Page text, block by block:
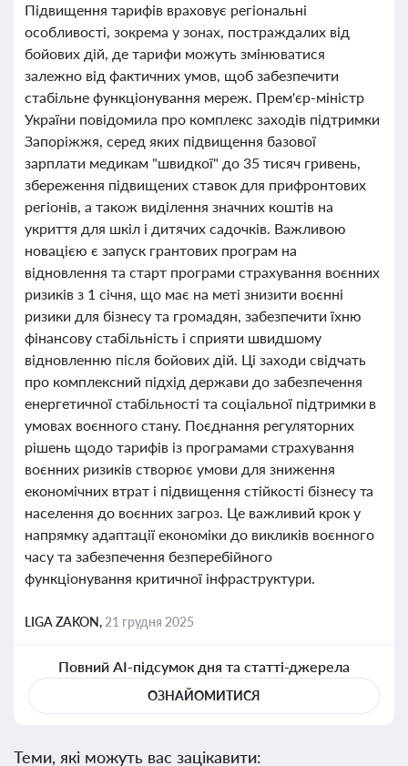
Підвищення тарифів враховує регіональні
особливості, зокрема у зонах, постраждалих від
бойових дій, де тарифи можуть змінюватися
залежно від фактичних умов, щоб забезпечити
стабільне функціонування мереж. Прем'єр-міністр
України повідомила про комплекс заходів підтримки
Запоріжжя, серед яких підвищення базової
зарплати медикам "швидкої" до 35 тисяч гривень,
збереження підвищених ставок для прифронтових
регіонів, а також виділення значних коштів на
укриття для шкіл і дитячих садочків. Важливою
новацією є запуск грантових програм на
відновлення та старт програми страхування воєнних
ризиків з 1 січня, що має на меті знизити воєнні
ризики для бізнесу та громадян, забезпечити їхню
фінансову стабільність і сприяти швидшому
відновленню після бойових дій. Ці заходи свідчать
про комплексний підхід держави до забезпечення
енергетичної стабільності та соціальної підтримки в
умовах воєнного стану. Поєднання регуляторних
рішень щодо тарифів із програмами страхування
воєнних ризиків створює умови для зниження
економічних втрат і підвищення стійкості бізнесу та
населення до воєнних загроз. Це важливий крок у
напрямку адаптації економіки до викликів воєнного
часу та забезпечення безперебійного
функціонування критичної інфраструктури.
LIGA ZAKON, 21 грудня 2025
Повний AI-підсумок дня та статті-джерела
ОЗНАЙОМИТИСЯ
Теми, які можуть вас зацікавити: